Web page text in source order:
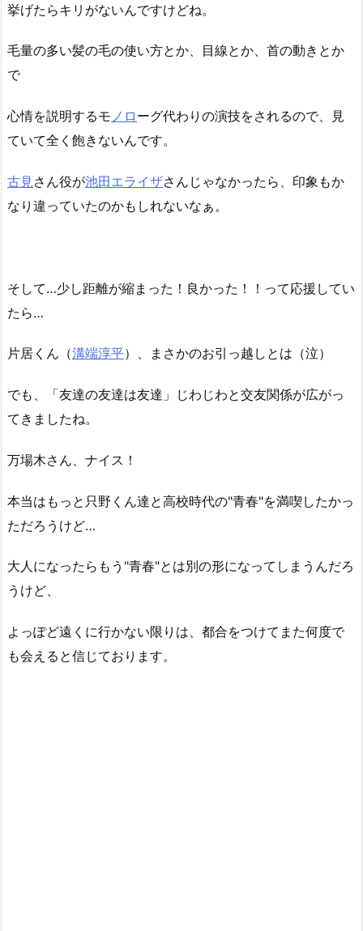
挙げたらキリがないんですけどね。
毛量の多い髪の毛の使い方とか、目線とか、首の動きとか
で
心情を説明するモ ノロ ーグ代わりの演技をされるので、見
ていて全く飽きないんです。
古見さん役が池田エライザさんじゃなかったら、印象もか
なり違っていたのかもしれないなぁ。
そして…少し距離が縮まった！良かった！！って応援してい
たら…
片居くん（溝端淳平）、まさかのお引っ越しとは（泣）
でも、「友達の友達は友達」じわじわと交友関係が広がっ
てきましたね。
万場木さん、ナイス！
本当はもっと只野くん達と高校時代の"青春"を満喫したかっ
ただろうけど…
大人になったらもう"青春"とは別の形になってしまうんだろ
うけど、
よっぽど遠くに行かない限りは、都合をつけてまた何度で
も会えると信じております。